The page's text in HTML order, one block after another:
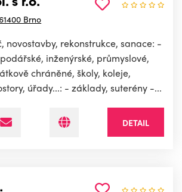
s r.o.
Brno
novostavby, rekonstrukce, sanace: -
inženýrské, průmyslové,
chráněné, školy, koleje,
úřady...: - základy, suterény -...
DETAIL